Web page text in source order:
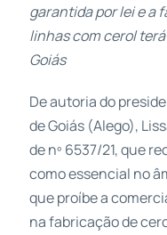
garantida por lei e a
linhas com cerol
Goiás
De autoria do
de Goiás (Alego),
de nº 6537/21, que
como essencial no
que proíbe a
na fabricação de